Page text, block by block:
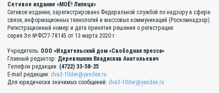
Сетевое издание «МОЁ! Липецк»
Сетевое издание, зарегистрировано Федеральной службой по надзору в сфере
связи, информационных технологий и массовых коммуникаций (Роскомнадзор).
Регистрационный номер и дата принятия решения о регистрации:
серия Эл №ФС77-78145 от 13 марта 2020 г.
Учредитель: ООО «Издательский дом «Свободная пресса»
Главный редактор: Деревяшкин Владислав Анатольевич
Телефон редакции: (4722) 33-58-25
E-mail редакции: dva3-10der@yandex.ru
Для юридически значимых сообщений: dva3-10der@yandex.ru